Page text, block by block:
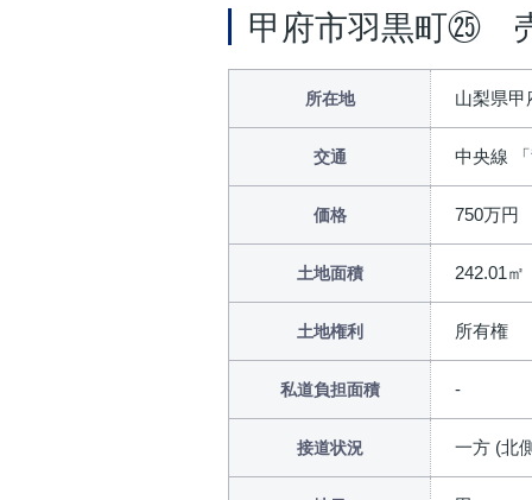
甲府市羽黒町㉕
所在地 山梨県甲
交通 中央線 「
価格 750万円
土地面積 242.01㎡
土地権利 所有権
私道負担面積
接道状況 一方 (北